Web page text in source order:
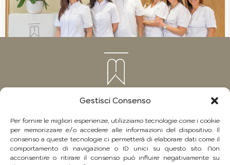
Gestisci Consenso
Per fornire le migliori esperienze, utilizziamo tecnologie come i cookie
per memorizzare e/o accedere alle informazioni del dispositivo. Il
consenso a queste tecnologie ci permetterà di elaborare dati come il
comportamento di navigazione o ID unici su questo sito. Non
acconsentire o ritirare il consenso può influire negativamente su
Copyright 2026
Studio Odontoiatrico Mario Palmeri
Via Nicolò Gallo, 14 - 90139 Palermo